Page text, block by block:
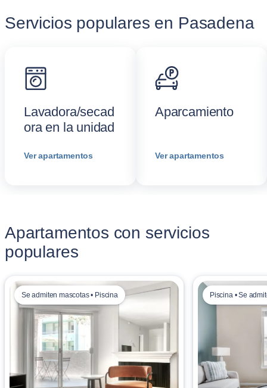
Servicios populares en Pasadena
Lavadora/secad
ora en la unidad
Ver apartamentos
Aparcamiento
Ver apartamentos
Apartamentos con servicios
populares
Se admiten mascotas • Piscina Piscina • Se